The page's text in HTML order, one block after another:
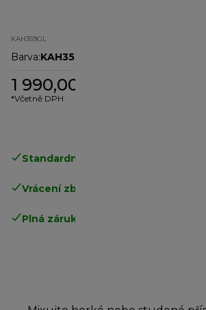
KAH359GL
Barva:KAH359GL
1 990,00 Kč
*Včetně DPH
Standardní doručení zdarma
Vrácení zboží zdarma
Plná záruka výrobce